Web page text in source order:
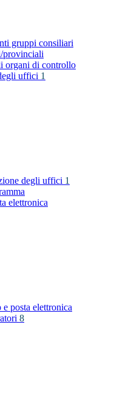
gruppi consiliari
provinciali
organi di controllo
uffici 1
degli uffici 1
elettronica
e posta elettronica
8